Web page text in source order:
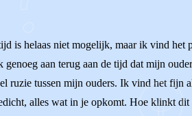
is helaas niet mogelijk, maar ik vind
aan terug aan de tijd dat mijn
ruzie tussen mijn ouders. Ik vind het fijn
alles wat in je opkomt. Hoe klinkt